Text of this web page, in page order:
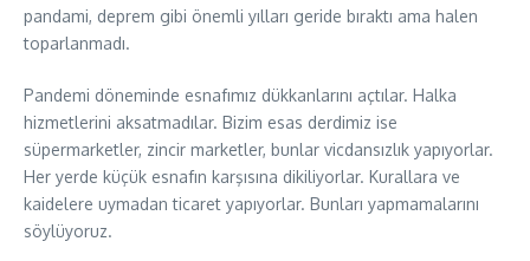
pandami, deprem gibi önemli yılları geride bıraktı ama halen
toparlanmadı.
Pandemi döneminde esnafımız dükkanlarını açtılar. Halka
hizmetlerini aksatmadılar. Bizim esas derdimiz ise
süpermarketler, zincir marketler, bunlar vicdansızlık yapıyorlar.
Her yerde küçük esnafın karşısına dikiliyorlar. Kurallara ve
kaidelere uymadan ticaret yapıyorlar. Bunları yapmamalarını
söylüyoruz.